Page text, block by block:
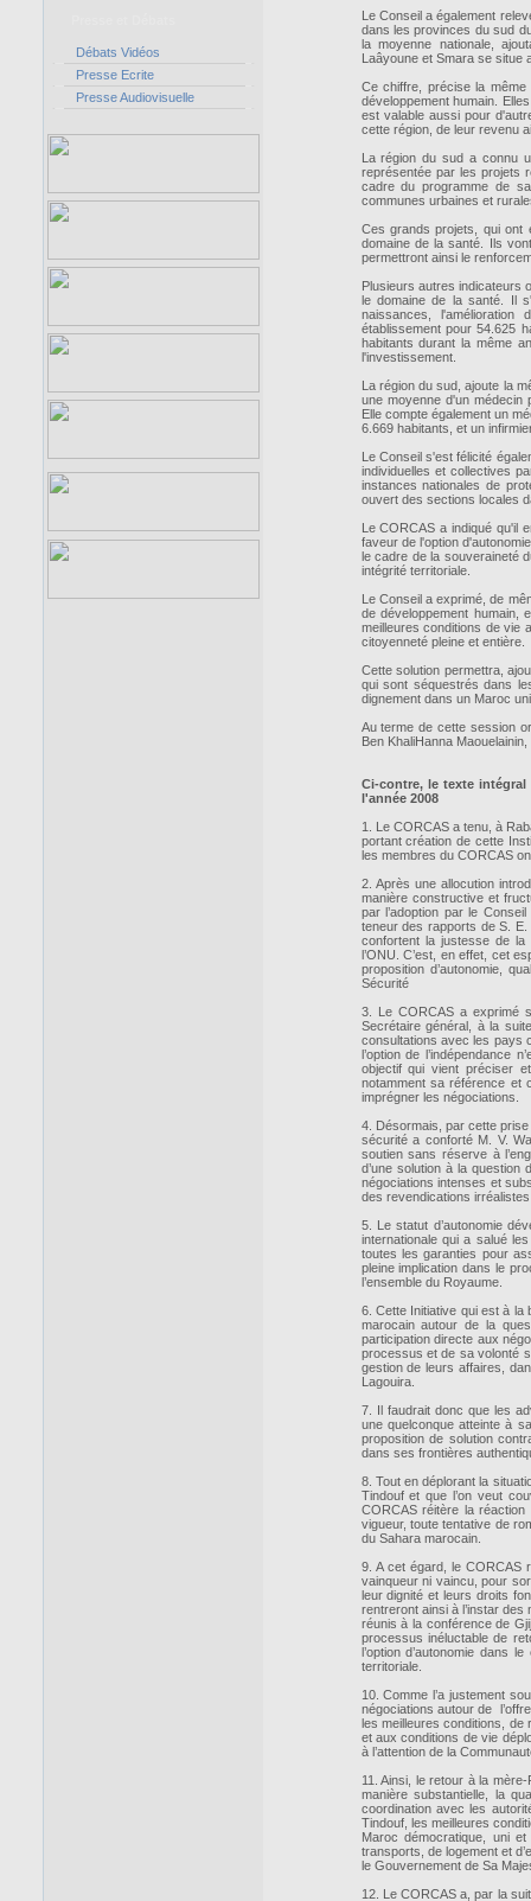
Débats Vidéos
Presse Ecrite
Presse Audiovisuelle
Le Conseil a également
dans les provinces du sud
la moyenne nationale,
Laâyoune et Smara se situe
Ce chiffre, précise la
développement humain.
est valable aussi pour
cette région, de leur revenu
La région du sud a connu
représentée par les projets
cadre du programme de
communes urbaines et
Ces grands projets, qui ont
domaine de la santé. Ils
permettront ainsi le
Plusieurs autres indicateurs
le domaine de la santé. Il
naissances,
établissement pour 54.625
habitants durant la même
l'investissement.
La région du sud, ajoute la
une moyenne d'un médecin
Elle compte également un
6.669 habitants, et un
Le Conseil s'est félicité
individuelles et collectives
instances nationales de
ouvert des sections locales
Le CORCAS a indiqué qu'il
faveur de l'option
le cadre de la souveraineté
intégrité territoriale.
Le Conseil a exprimé, de
de développement humain,
meilleures conditions de vie
citoyenneté pleine et entière.
Cette solution permettra,
qui sont séquestrés dans
dignement dans un Maroc
Au terme de cette session
Ben KhaliHanna
Ci-contre, le texte
l'année 2008
1. Le CORCAS a tenu, à
portant création de cette
les membres du CORCAS
2. Après une allocution
manière constructive et
par l’adoption par le
teneur des rapports de S.
confortent la justesse de la
l’ONU. C’est, en effet, cet
proposition d’autonomie,
Sécurité
3. Le CORCAS a exprimé
Secrétaire général, à la
consultations avec les pays
l’option de l’indépendance
objectif qui vient préciser
notamment sa référence et
imprégner les négociations.
4. Désormais, par cette
sécurité a conforté M. V.
soutien sans réserve à
d’une solution à la question
négociations intenses et
des revendications
5. Le statut d’autonomie
internationale qui a salué
toutes les garanties pour
pleine implication dans le
l’ensemble du Royaume.
6. Cette Initiative qui est à la
marocain autour de la
participation directe aux
processus et de sa volonté
gestion de leurs affaires,
Lagouira.
7. Il faudrait donc que les
une quelconque atteinte à
proposition de solution
dans ses frontières
8. Tout en déplorant la
Tindouf et que l’on veut
CORCAS réitère la
vigueur, toute tentative de
du Sahara marocain.
9. A cet égard, le CORCAS
vainqueur ni vaincu, pour
leur dignité et leurs droits
rentreront ainsi à l’instar
réunis à la conférence de
processus inéluctable de
l’option d’autonomie dans
territoriale.
10. Comme l’a justement
négociations autour de
les meilleures conditions,
et aux conditions de vie
à l’attention de la
11. Ainsi, le retour à la
manière substantielle, la
coordination avec les
Tindouf, les meilleures
Maroc démocratique, uni
transports, de logement et
le Gouvernement de Sa
12. Le CORCAS a, par la